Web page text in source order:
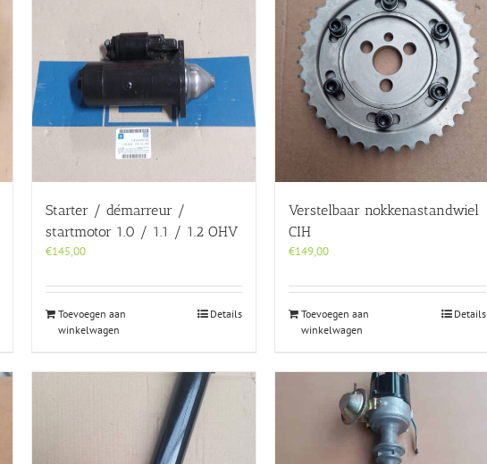
Starter / démarreur /
startmotor 1.0 / 1.1 / 1.2 OHV
€145,00
Toevoegen aan
winkelwagen
Details
Verstelbaar nokkenastandwiel
CIH
€149,00
Toevoegen aan
winkelwagen
Details